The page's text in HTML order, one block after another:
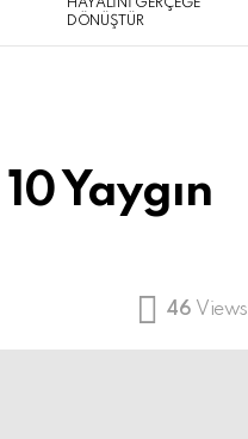
HAYALINI GERÇEĞE
DÖNÜŞTÜR
Yaygın
46 Views